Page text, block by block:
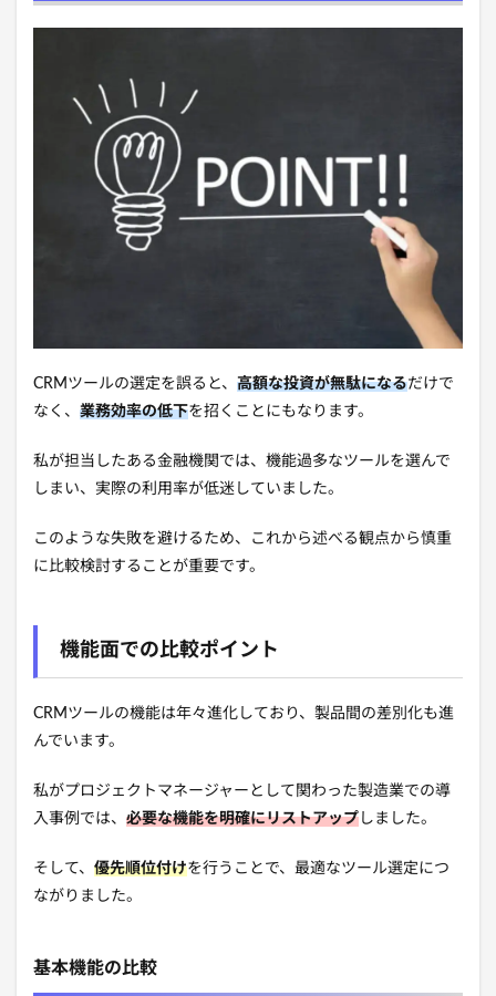
CRMツールの選定を誤ると、 高額な投資が無駄になるだけで
なく、 業務効率の低下を招くことにもなります。
私が担当したある金融機関では、機能過多なツールを選んで
しまい、実際の利用率が低迷していました。
このような失敗を避けるため、これから述べる観点から慎重
に比較検討することが重要です。
機能面での比較ポイント
CRMツールの機能は年々進化しており、製品間の差別化も進
んでいます。
私がプロジェクトマネージャーとして関わった製造業での導
入事例では、 必要な機能を明確にリストアップ しました。
そして、 優先順位付けを行うことで、最適なツール選定につ
ながりました。
基本機能の比較